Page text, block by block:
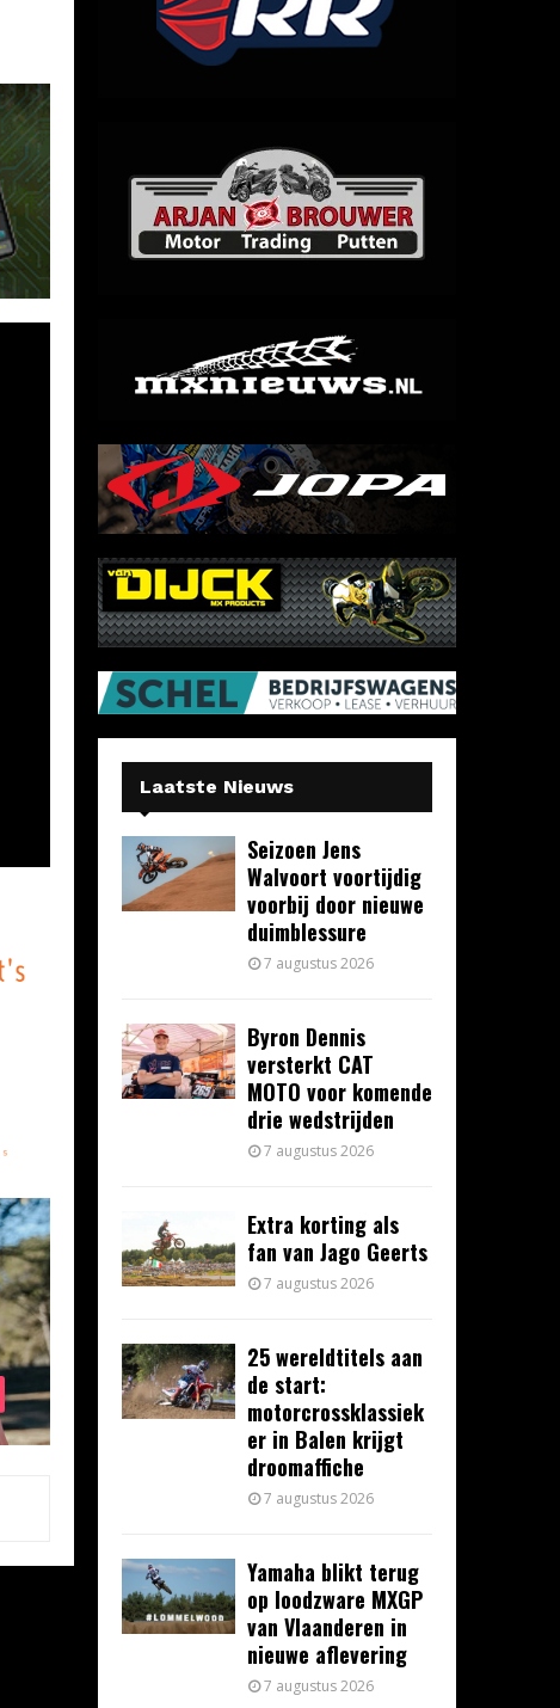
Laatste Nieuws
Seizoen Jens
Walvoort voortijdig
voorbij door nieuwe
duimblessure
7 augustus 2026
Byron Dennis
versterkt CAT
MOTO voor komende
drie wedstrijden
7 augustus 2026
Extra korting als
fan van Jago Geerts
7 augustus 2026
25 wereldtitels aan
de start:
motorcrossklassiek
er in Balen krijgt
droomaffiche
7 augustus 2026
Yamaha blikt terug
op loodzware MXGP
van Vlaanderen in
nieuwe aflevering
7 augustus 2026